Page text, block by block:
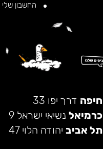
החשבון שלי
חיפה דרך יפו 33
כרמיאל נשיאי ישראל 9
תל אביב יהודה הלוי 47